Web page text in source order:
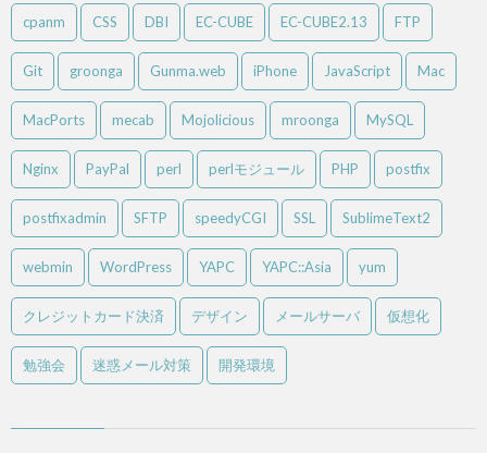
cpanm CSS DBI EC-CUBE EC-CUBE2.13 FTP
Git groonga Gunma.web iPhone JavaScript Mac
MacPorts mecab Mojolicious mroonga MySQL
Nginx PayPal perl perlモジュール PHP postfix
postfixadmin SFTP speedyCGI SSL SublimeText2
webmin WordPress YAPC YAPC::Asia yum
クレジットカード決済 デザイン メールサーバ 仮想化
勉強会 迷惑メール対策 開発環境